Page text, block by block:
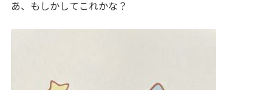
あ、もしかしてこれかな？